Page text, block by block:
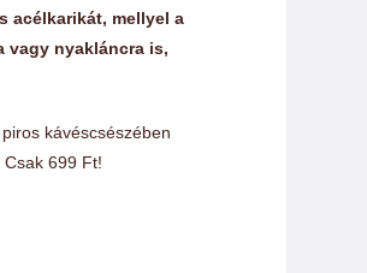
acélkarikát, mellyel a
vagy nyakláncra is,
kávéscsészében
699 Ft!